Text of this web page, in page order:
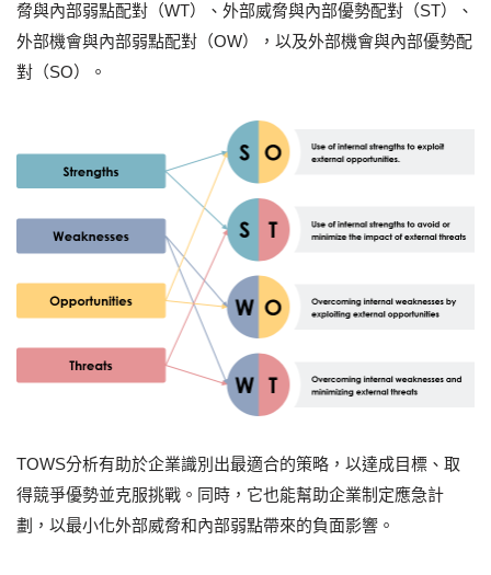
脅與內部弱點配對（WT）、外部威脅與內部優勢配對（ST）、
外部機會與內部弱點配對（OW），以及外部機會與內部優勢配
對（SO）。
TOWS分析有助於企業識別出最適合的策略，以達成目標、取
得競爭優勢並克服挑戰。同時，它也能幫助企業制定應急計
劃，以最小化外部威脅和內部弱點帶來的負面影響。